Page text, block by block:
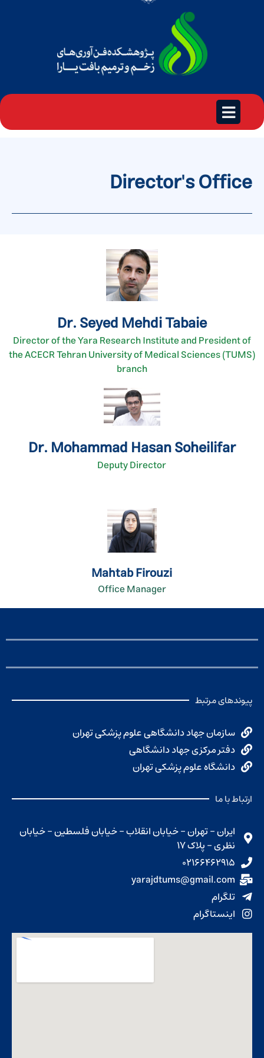
Director's Office
Dr. Seyed Mehdi Tabaie
Director of the Yara Research Institute and President of
the ACECR Tehran University of Medical Sciences (TUMS)
branch
Dr. Mohammad Hasan Soheilifar
Deputy Director
Mahtab Firouzi
Office Manager
پیوندهای مرتبط
سازمان جهاد دانشگاهی علوم پزشکی تهران
دفتر مرکزی جهاد دانشگاهی
دانشگاه علوم پزشکی تهران
ارتباط با ما
ایران - تهران - خیابان انقلاب - خیابان فلسطین - خیابان
نظری - پلاک ۱۷
۰۲۱۶۶۴۶۲۹۱۵
yarajdtums@gmail.com
تلگرام
اینستاگرام